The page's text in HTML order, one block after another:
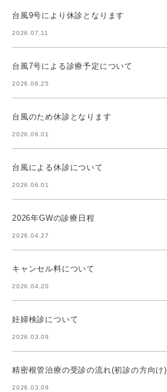
台風9号により休診となります
2026.07.11
台風7号による診療予定について
2026.06.25
台風のため休診となります
2026.06.01
台風による休診について
2026.06.01
2026年GWの診療日程
2026.04.27
キャンセル料について
2026.04.20
妊婦検診について
2026.03.09
精密根管治療の受診の流れ(初診の方向け)
2026.03.09